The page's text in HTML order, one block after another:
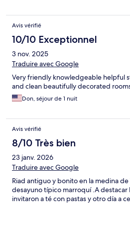
Avis vérifié
10/10 Exceptionnel
3 nov. 2025
Traduire avec Google
Very friendly knowledgeable helpful
and clean beautifully decorated
Don, séjour de 1 nuit
Avis vérifié
8/10 Très bien
23 janv. 2026
Traduire avec Google
Riad antiguo y bonito en la medina
desayuno típico marroquí .A destacar
invitaron a té con pastas y otro día a